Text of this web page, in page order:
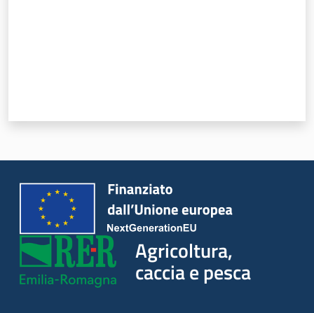
Agricoltura,
caccia e pesca